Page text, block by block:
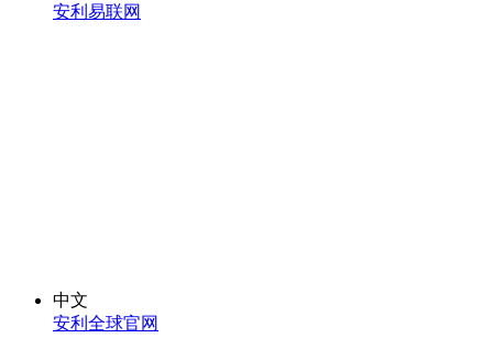
安利易联网
中文
安利全球官网